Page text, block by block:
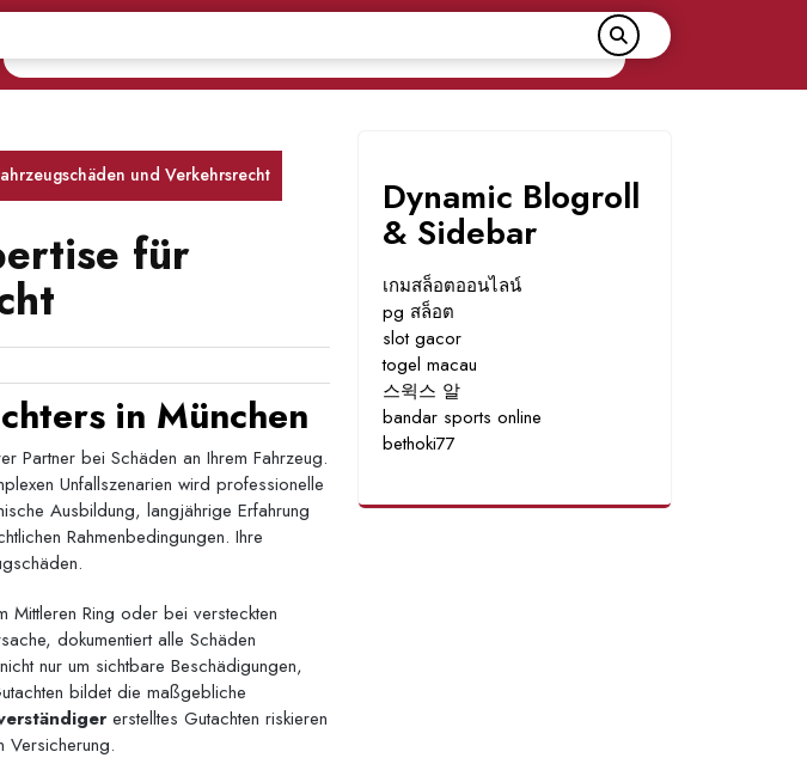
und Verkehrsrecht
für
in München
Partner bei Schäden an Ihrem Fahrzeug.
Unfallszenarien wird professionelle
Ausbildung, langjährige Erfahrung
Rahmenbedingungen. Ihre
Mittleren Ring oder bei versteckten
dokumentiert alle Schäden
nur um sichtbare Beschädigungen,
bildet die maßgebliche
erstelltes Gutachten riskieren
Versicherung.
Dynamic Blogroll
& Sidebar
เกมสล็อตออนไลน์
pg สล็อต
slot gacor
togel macau
스윅스 알
bandar sports online
bethoki77